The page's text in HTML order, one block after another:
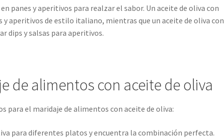
panes y aperitivos para realzar el sabor. Un aceite de oliva con
y aperitivos de estilo italiano, mientras que un aceite de oliva con
dips y salsas para aperitivos.
de alimentos con aceite de oliva
para el maridaje de alimentos con aceite de oliva:
para diferentes platos y encuentra la combinación perfecta.